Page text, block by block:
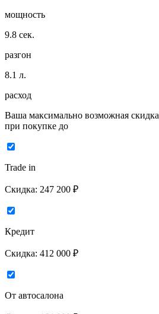
мощность
9.8 сек.
разгон
8.1 л.
расход
Ваша максимально возможная скидка
при покупке до
Trade in
Скидка: 247 200 ₽
Кредит
Скидка: 412 000 ₽
От автосалона